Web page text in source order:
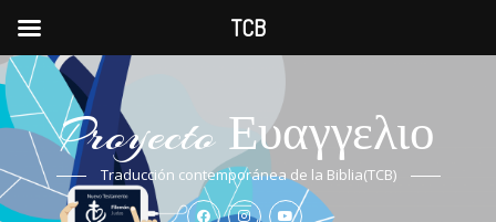
Proyecto Ευαγγελιο
Traducción contemporánea de la Biblia(TCB)
TCB